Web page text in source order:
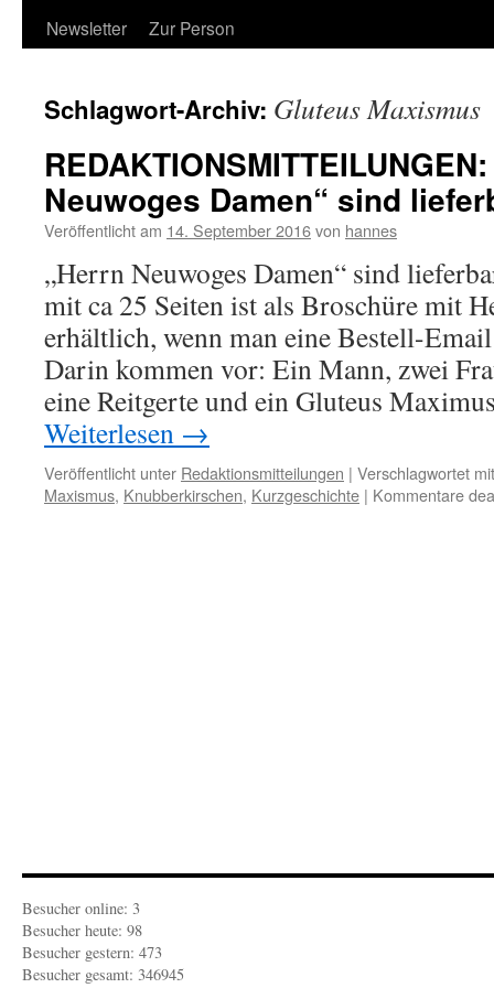
Newsletter
Zur Person
Schlagwort-Archiv: Gluteus Maxismus
Neuwoges Damen“ sind
Veröffentlicht am 14. September 2016von hannes
„Herrn Neuwoges Damen“ sind
mit ca 25 Seiten ist als Broschüre mit
erhältlich, wenn man eine Bestell-
Darin kommen vor: Ein Mann, zwei
eine Reitgerte und ein Gluteus
Weiterlesen →
Veröffentlicht unter Redaktionsmitteilungen | Verschlagwortet mit
Maxismus, Knubberkirschen, Kurzgeschichte | Kommentare
Besucher online: 3
Besucher heute: 98
Besucher gestern: 473
Besucher gesamt: 346945